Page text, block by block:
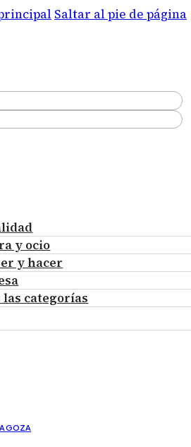
Saltar al pie de página
y ocio
y hacer
las categorías